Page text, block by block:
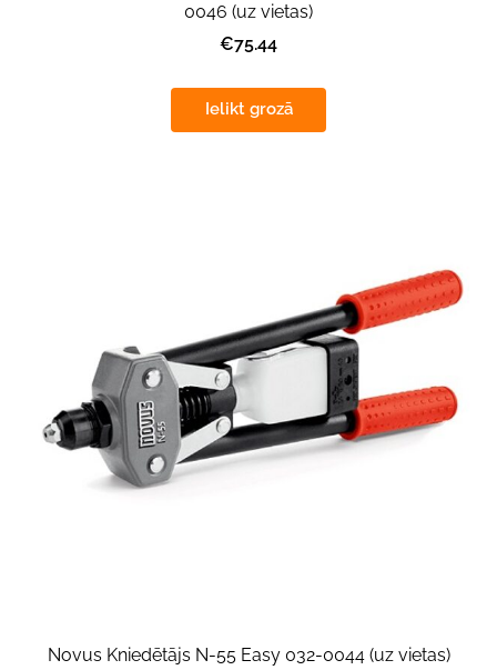
0046 (uz vietas)
€75.44
Ielikt grozā
Novus Kniedētājs N-55 Easy 032-0044 (uz vietas)